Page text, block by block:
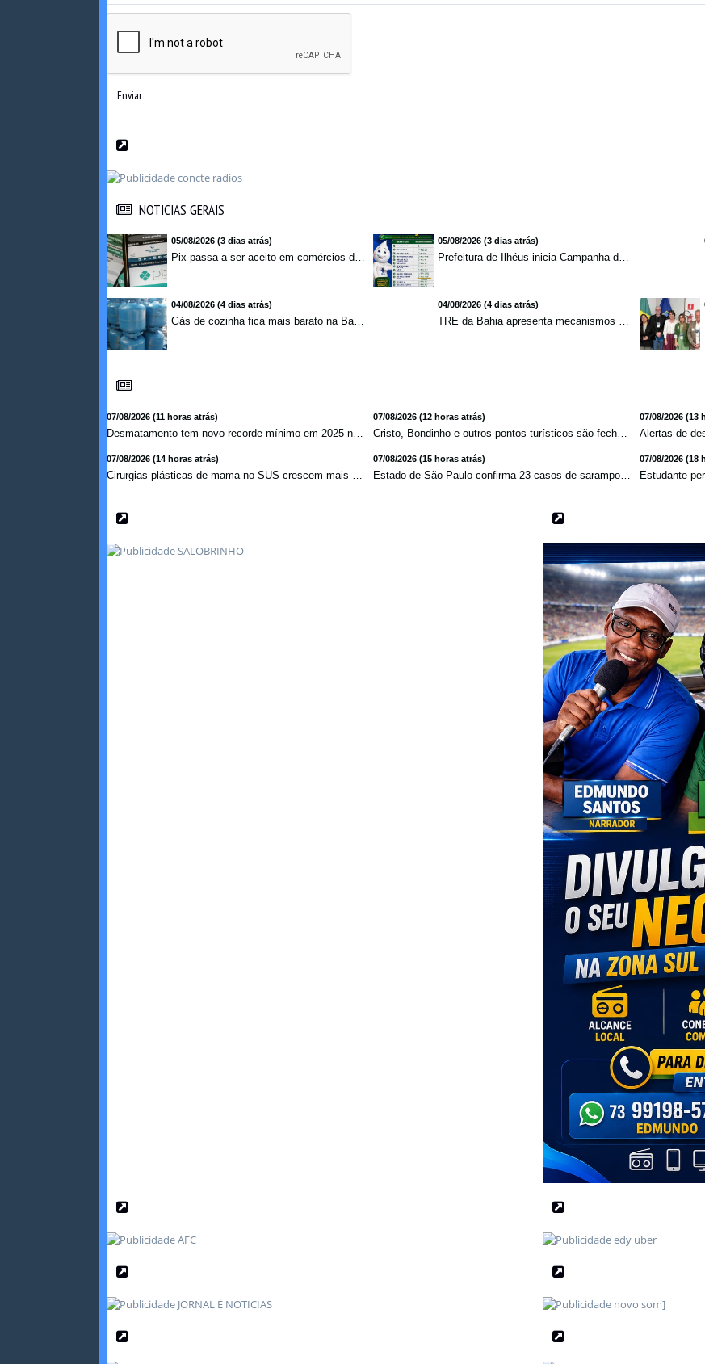
Enviar
NOTICIAS GERAIS
05/08/2026 (3 dias atrás) 05/08/2026 (3 dias atrás)
04/08/2026 (4 dias atrás) 04/08/2026 (4 dias atrás)
07/08/2026 (11 horas atrás) 07/08/2026 (12 horas atrás) 07/08/2026 (13
07/08/2026 (14 horas atrás) 07/08/2026 (15 horas atrás) 07/08/2026 (18